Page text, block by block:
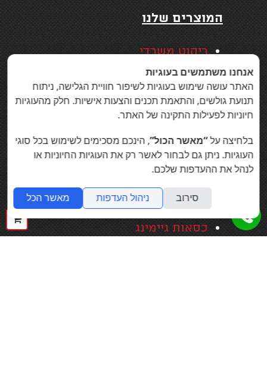
המוצרים שלנו
ריהוט משרדי
כסאות משרדיים
שולחנות משרד
תכנון ועיצוב משרד
חשמליים
דלפקי קבלה למשרד
ריהוט לחדר ישיבות
שולחנות עבודה שיתופיים
כסאות גיימינג
אנחנו משתמשים בעוגיות
האתר עושה שימוש בעוגיות לשיפור חוויית הגלישה, ניתוח
תנועת גולשים, והתאמת תכנים והצעות אישיות. חלק מהעוגיות
חיוניות לפעילות התקינה של האתר.
בלחיצה על“מאשר הכול”, הינכם מסכימים לשימוש בכל סוגי
העוגיות. ניתן גם לבחור לאשר רק את העוגיות החיוניות או
לנהל את ההעדפות שלכם.
סירוב ניהול העדפות מאשר הכל